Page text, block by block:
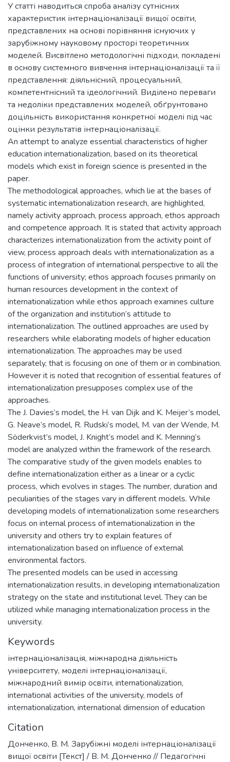
У статті наводиться спроба аналізу сутнісних
характеристик інтернаціоналізації вищої освіти,
представлених на основі порівняння існуючих у
зарубіжному науковому просторі теоретичних
моделей. Висвітлено методологічні підходи, покладені
в основу системного вивчення інтернаціоналізації та її
представлення: діяльнісний, процесуальний,
компетентнісний та ідеологічний. Виділено переваги
та недоліки представлених моделей, обґрунтовано
доцільність використання конкретної моделі під час
оцінки результатів інтернаціоналізації.
An attempt to analyze essential characteristics of higher
education internationalization, based on its theoretical
models which exist in foreign science is presented in the
paper.
The methodological approaches, which lie at the bases of
systematic internationalization research, are highlighted,
namely activity approach, process approach, ethos approach
and competence approach. It is stated that activity approach
characterizes internationalization from the activity point of
view, process approach deals with internationalization as a
process of integration of international perspective to all the
functions of university; ethos approach focuses primarily on
human resources development in the context of
internationalization while ethos approach examines culture
of the organization and institution’s attitude to
internationalization. The outlined approaches are used by
researchers while elaborating models of higher education
internationalization. The approaches may be used
separately, that is focusing on one of them or in combination.
However it is noted that recognition of essential features of
internationalization presupposes complex use of the
approaches.
The J. Davies’s model, the H. van Dijk and K. Meijer’s model,
G. Neave’s model, R. Rudski’s model, M. van der Wende, M.
Söderkvist’s model, J. Knight’s model and K. Menning’s
model are analyzed within the framework of the research.
The comparative study of the given models enables to
define internationalization either as a linear or a cyclic
process, which evolves in stages. The number, duration and
peculiarities of the stages vary in different models. While
developing models of internationalization some researchers
focus on internal process of internationalization in the
university and others try to explain features of
internationalization based on influence of external
environmental factors.
The presented models can be used in accessing
internationalization results, in developing internationalization
strategy on the state and institutional level. They can be
utilized while managing internationalization process in the
university.
Keywords
інтернаціоналізація, міжнародна діяльність
університету, моделі інтернаціоналізації,
міжнародний вимір освіти, internationalization,
international activities of the university, models of
internationalization, international dimension of education
Citation
Донченко, В. М. Зарубіжні моделі інтернаціоналізації
вищої освіти [Текст] / В. М. Донченко // Педагогічні